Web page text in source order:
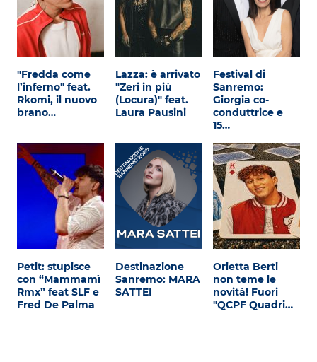
"Fredda come
l’inferno" feat.
Rkomi, il nuovo
brano…
Lazza: è arrivato
"Zeri in più
(Locura)" feat.
Laura Pausini
Festival di
Sanremo:
Giorgia co-
conduttrice e
15…
Petit: stupisce
con “Mammamì
Rmx” feat SLF e
Fred De Palma
Destinazione
Sanremo: MARA
SATTEI
Orietta Berti
non teme le
novità! Fuori
"QCPF Quadri…